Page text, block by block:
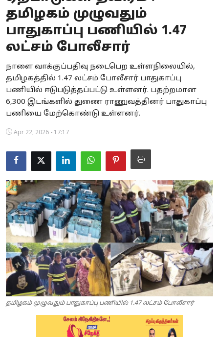
Business
Crime
National
World
Weather
Politics
தமிழகம் முழுவதும்
பாதுகாப்பு பணியில் 1.47
லட்சம் போலீசார்
நாளை வாக்குப்பதிவு நடைபெற உள்ளநிலையில்,
தமிழகத்தில் 1.47 லட்சம் போலீசார் பாதுகாப்பு
பணியில் ஈடுபடுத்தப்பட்டு உள்ளனர். பதற்றமான
6,300 இடங்களில் துணை ராணுவத்தினர் பாதுகாப்பு
பணியை மேற்கொண்டு உள்ளனர்.
Apr 22, 2026 - 17:17
தமிழகம் முழுவதும் பாதுகாப்பு பணியில் 1.47 லட்சம் போலீசார்